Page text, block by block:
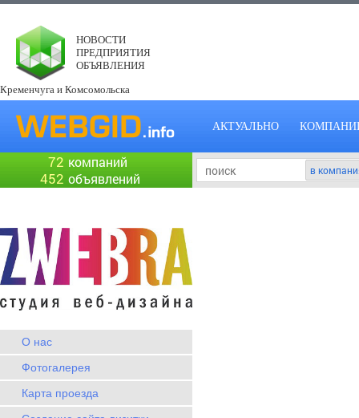
НОВОСТИ
ПРЕДПРИЯТИЯ
ОБЪЯВЛЕНИЯ
Кременчуга и Комсомольска
АКТУАЛЬНО
72 компаний
452 объявлений
О нас
Фотогалерея
Карта проезда